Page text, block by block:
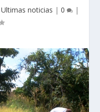
Ultimas noticias | 0 |